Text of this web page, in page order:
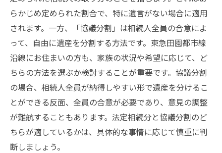
らかじめ定められた割合で、特に遺言がない場合に適用
されます。一方、「協議分割」は相続人全員の合意によ
って、自由に遺産を分割する方法です。東急田園都市線
沿線にお住まいの方も、家族の状況や希望に応じて、ど
ちらの方法を選ぶか検討することが重要です。協議分割
の場合、相続人全員が納得しやすい形で遺産を分けるこ
とができる反面、全員の合意が必要であり、意見の調整
が難航することもあります。法定相続分と協議分割のど
ちらが適しているかは、具体的な事情に応じて慎重に判
断しましょう。